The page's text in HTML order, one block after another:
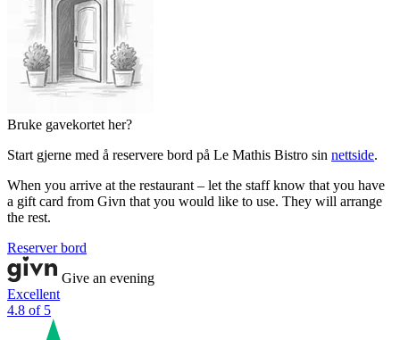
Bruke gavekortet her?
Start gjerne med å reservere bord på Le Mathis Bistro sin nettside.
When you arrive at the restaurant – let the staff know that you have
a gift card from Givn that you would like to use. They will arrange
the rest.
Reserver bord
Give an evening
Excellent
4.8 of 5